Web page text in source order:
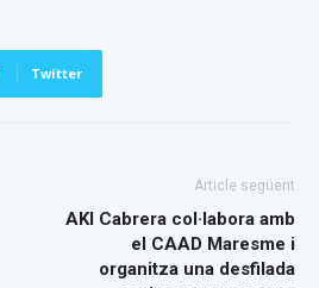
Twitter
Article següent
AKI Cabrera col·labora amb
el CAAD Maresme i
organitza una desfilada